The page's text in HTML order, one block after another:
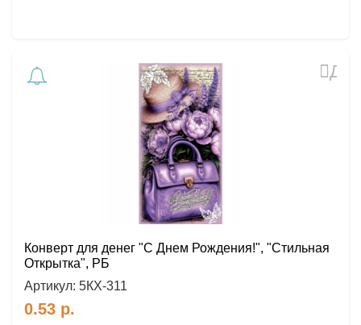
Конверт для денег "С Днем Рождения!", "Стильная
Открытка", РБ
Артикул: 5КХ-311
0.53 р.